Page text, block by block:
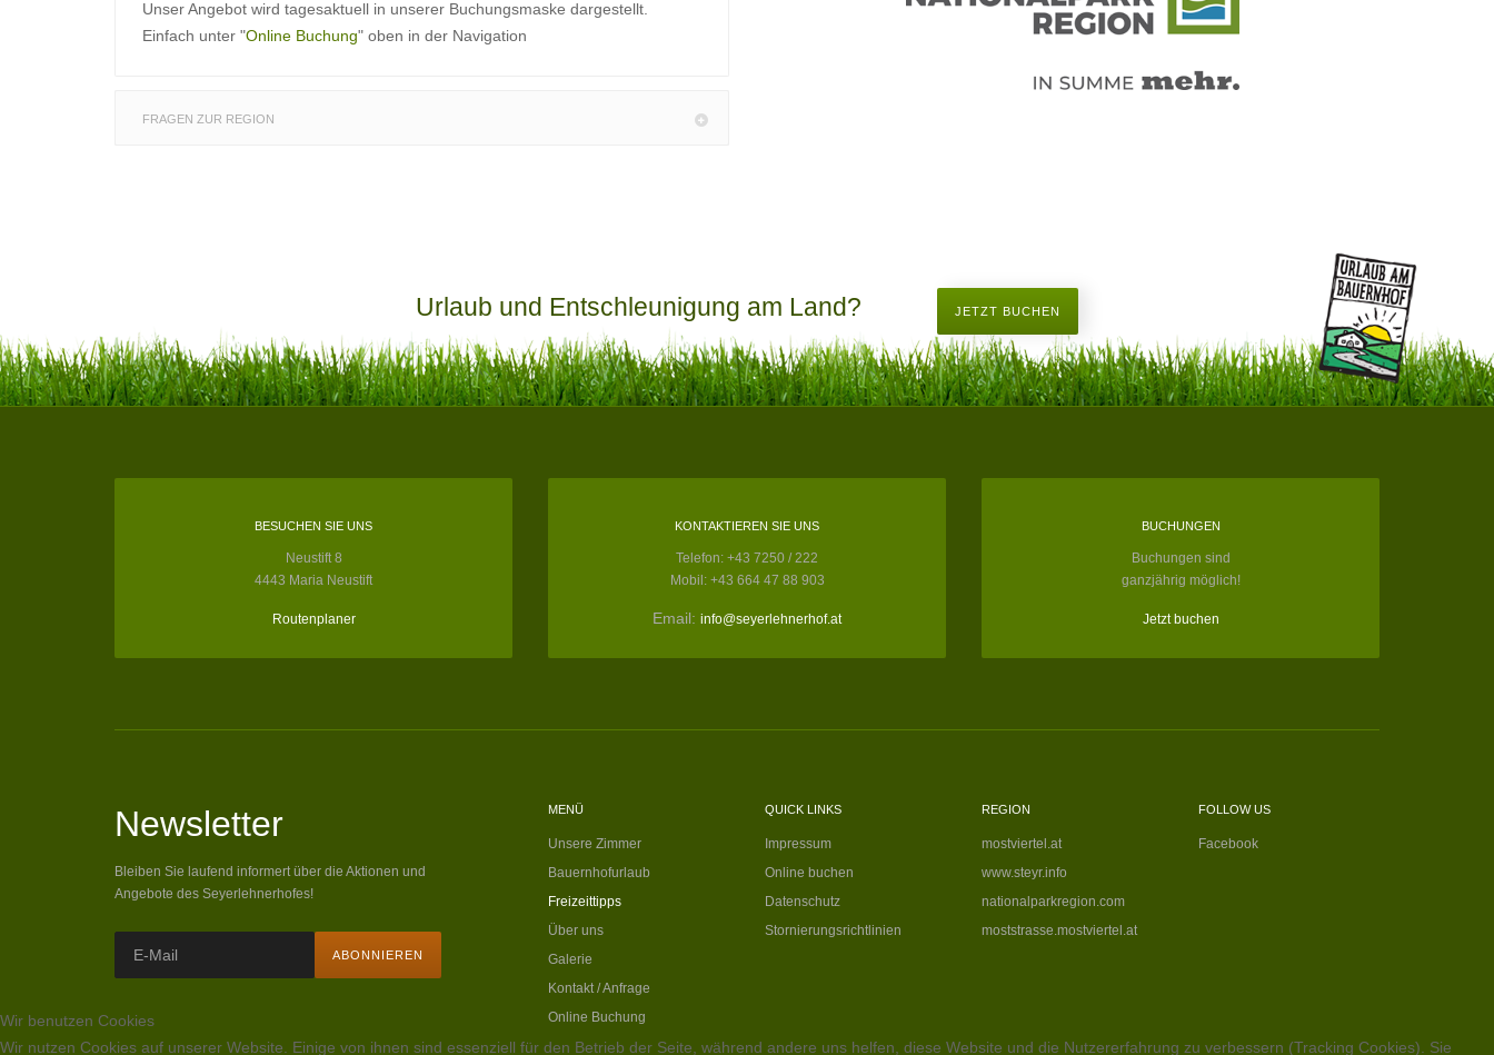
Unser Angebot wird tagesaktuell in unserer Buchungsmaske dargestellt.
Einfach unter "Online Buchung" oben in der Navigation
FRAGEN ZUR REGION
Urlaub und Entschleunigung am Land? JETZT BUCHEN
BESUCHEN SIE UNS
Neustift 8
4443 Maria Neustift
Routenplaner
KONTAKTIEREN SIE UNS
Telefon: +43 7250 / 222
Mobil: +43 664 47 88 903
Email: info@seyerlehnerhof.at
BUCHUNGEN
Buchungen sind
ganzjährig möglich!
Jetzt buchen
Newsletter
Bleiben Sie laufend informert über die Aktionen und
Angebote des Seyerlehnerhofes!
MENÜ
Unsere Zimmer
Bauernhofurlaub
Freizeittipps
Über uns
Galerie
Kontakt / Anfrage
Online Buchung
QUICK LINKS
Impressum
Online buchen
Datenschutz
Stornierungsrichtlinien
REGION
mostviertel.at
www.steyr.info
nationalparkregion.com
moststrasse.mostviertel.at
FOLLOW US
Facebook
Wir benutzen Cookies
Wir nutzen Cookies auf unserer Website. Einige von ihnen sind essenziell für den Betrieb der Seite, während andere uns helfen, diese Website und die Nutzererfahrung zu verbessern (Tracking Cookies). Sie